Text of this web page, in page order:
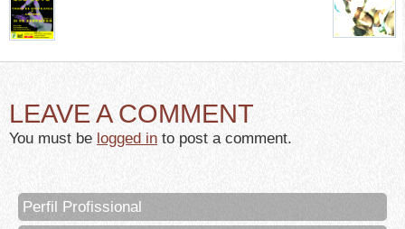
LEAVE A COMMENT
You must be logged in to post a comment.
Perfil Profissional